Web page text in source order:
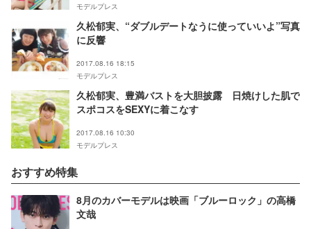
モデルプレス
久松郁実、“ダブルデートなうに使っていいよ”写真
に反響
2017.08.16 18:15
モデルプレス
久松郁実、豊満バストを大胆披露 日焼けした肌で
スポコスをSEXYに着こなす
2017.08.16 10:30
モデルプレス
おすすめ特集
8月のカバーモデルは映画「ブルーロック」の高橋
文哉